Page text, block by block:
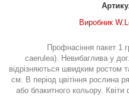
Виробник
Профнасіння пакет 1
caerulea). Невибаглива у
відрізняються швидким ростом
см. В період цвітіння рослина
або блакитного кольору.